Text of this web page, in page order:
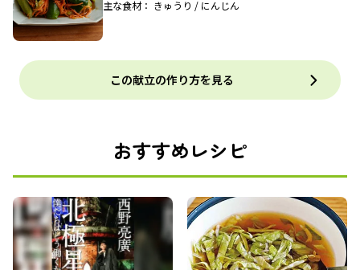
主な食材： きゅうり / にんじん
この献立の作り方を見る
おすすめレシピ